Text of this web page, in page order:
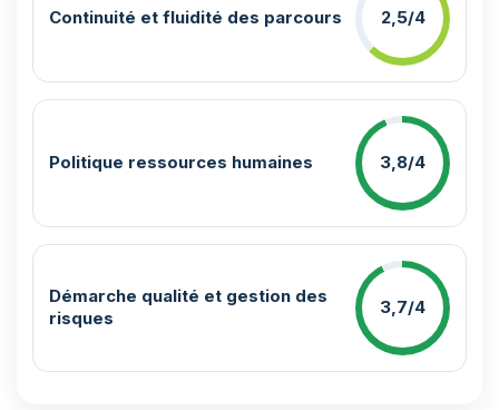
Continuité et fluidité des parcours 2,5/4
Politique ressources humaines 3,8/4
Démarche qualité et gestion des
risques
3,7/4